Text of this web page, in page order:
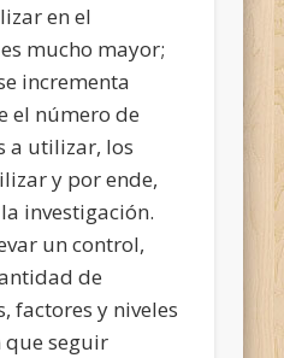
en el
mucho mayor;
incrementa
el número de
a utilizar, los
y por ende,
investigación.
un control,
de
factores y niveles
que seguir